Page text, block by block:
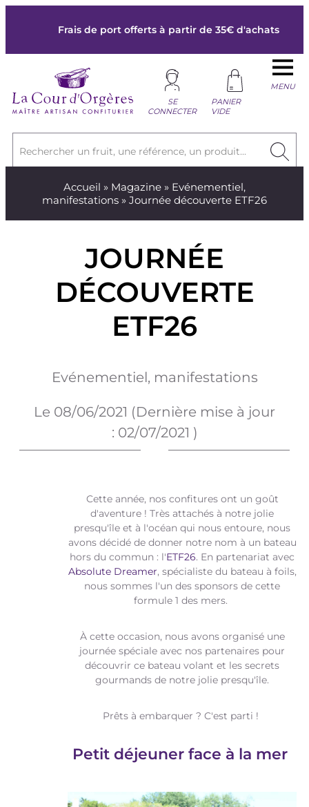
Frais de port offerts à partir de 35€ d'achats
Rechercher un fruit, une référence, un produit...
SE
CONNECTER
PANIER
VIDE
MENU
Accueil » Magazine » Evénementiel,
manifestations » Journée découverte ETF26
JOURNÉE
DÉCOUVERTE
ETF26
Evénementiel, manifestations
Le 08/06/2021 (Dernière mise à jour
: 02/07/2021 )
Cette année, nos confitures ont un goût
d'aventure ! Très attachés à notre jolie
presqu'île et à l'océan qui nous entoure, nous
avons décidé de donner notre nom à un bateau
hors du commun : l'ETF26. En partenariat avec
Absolute Dreamer, spécialiste du bateau à foils,
nous sommes l'un des sponsors de cette
formule 1 des mers.
À cette occasion, nous avons organisé une
journée spéciale avec nos partenaires pour
découvrir ce bateau volant et les secrets
gourmands de notre jolie presqu'île.
Prêts à embarquer ? C'est parti !
Petit déjeuner face à la mer